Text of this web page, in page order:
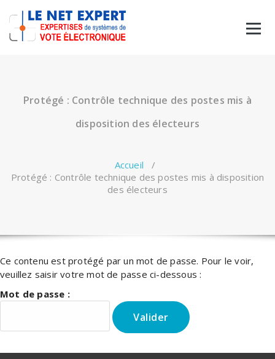
Protégé : Contrôle technique des postes mis à
disposition des électeurs
Accueil /
Protégé : Contrôle technique des postes mis à disposition
des électeurs
Ce contenu est protégé par un mot de passe. Pour le voir,
veuillez saisir votre mot de passe ci-dessous :
Mot de passe :